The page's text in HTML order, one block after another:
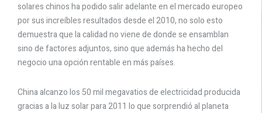
solares chinos ha podido salir adelante en el mercado europeo
por sus increíbles resultados desde el 2010, no solo esto
demuestra que la calidad no viene de donde se ensamblan
sino de factores adjuntos, sino que además ha hecho del
negocio una opción rentable en más países.
China alcanzo los 50 mil megavatios de electricidad producida
gracias a la luz solar para 2011 lo que sorprendió al planeta